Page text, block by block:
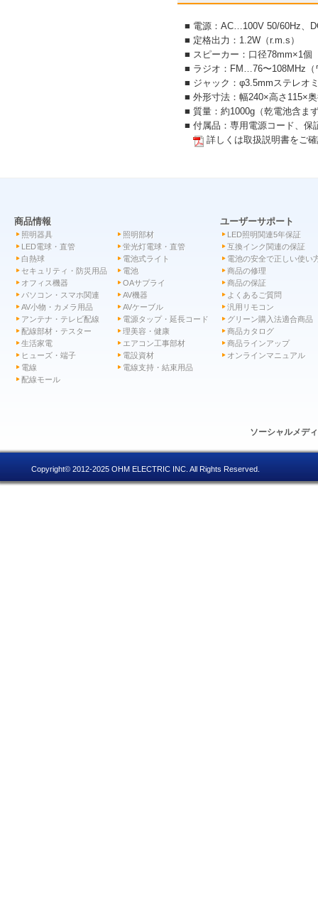
■ 電源：AC…100V 50/60Hz、
■ 定格出力：1.2W（r.m.s）
■ スピーカー：口径78mm×1個
■ ラジオ：FM…76〜108MHz
■ ジャック：φ3.5mmステレオ
■ 外形寸法：幅240×高さ115×
■ 質量：約1000g（乾電池含ま
■ 付属品：専用電源コード、保
詳しくは取扱説明書をご
商品情報
照明器具
照明部材
LED電球・直管
蛍光灯電球・直管
白熱球
電池式ライト
セキュリティ・防災用品
電池
オフィス機器
OAサプライ
パソコン・スマホ関連
AV機器
AV小物・カメラ用品
AVケーブル
アンテナ・テレビ配線
電源タップ・延長コード
配線部材・テスター
理美容・健康
生活家電
エアコン工事部材
ヒューズ・端子
電設資材
電線
電線支持・結束用品
配線モール
ユーザーサポート
LED照明関連5年保証
互換インク関連の保証
電池の安全で正しい使い
商品の修理
商品の保証
よくあるご質問
汎用リモコン
グリーン購入法適合商品
商品カタログ
商品ラインアップ
オンラインマニュアル
ソーシャルメデ
Copyright© 2012-2025 OHM ELECTRIC INC. All Rights Reserved.